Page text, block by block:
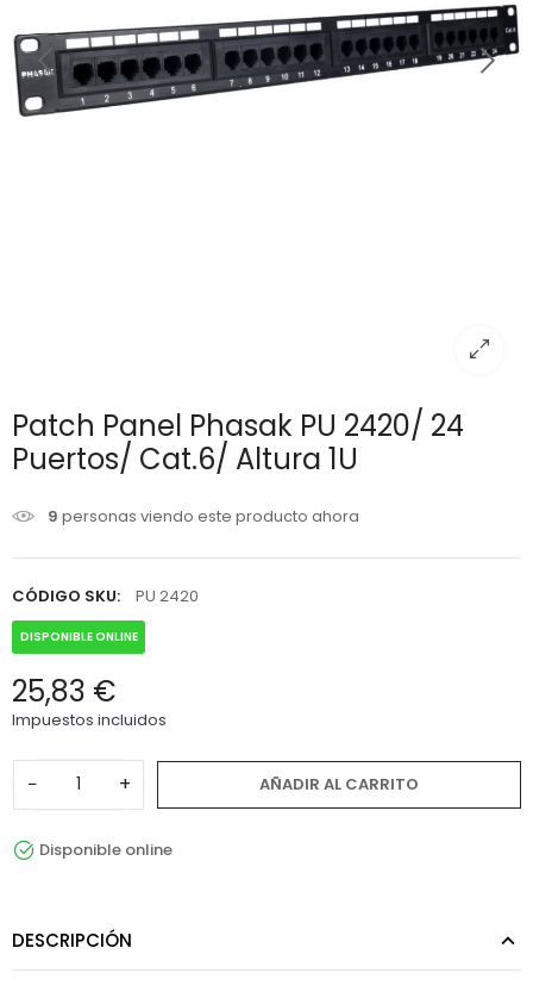
Patch Panel Phasak PU 2420/ 24
Puertos/ Cat.6/ Altura 1U
9 personas viendo este producto ahora
CÓDIGO SKU: PU 2420
DISPONIBLE ONLINE
25,83 €
Impuestos incluidos
− + AÑADIR AL CARRITO
Disponible online
DESCRIPCIÓN